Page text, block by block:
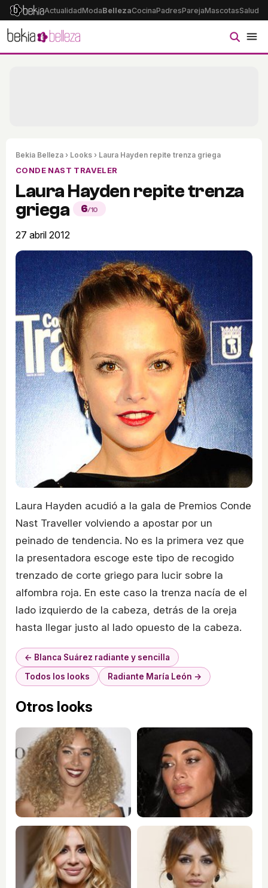
ActualidadModaBellezaCocinaPadresParejaMascotasSalud
Bekia Belleza › Looks › Laura Hayden repite trenza griega
CONDE NAST TRAVELER
Laura Hayden repite trenza
griega
6/10
27 abril 2012
Laura Hayden acudió a la gala de Premios Conde
Nast Traveller volviendo a apostar por un
peinado de tendencia. No es la primera vez que
la presentadora escoge este tipo de recogido
trenzado de corte griego para lucir sobre la
alfombra roja. En este caso la trenza nacía de el
lado izquierdo de la cabeza, detrás de la oreja
hasta llegar justo al lado opuesto de la cabeza.
← Blanca Suárez radiante y sencilla
Todos los looks
Radiante María León →
Otros looks